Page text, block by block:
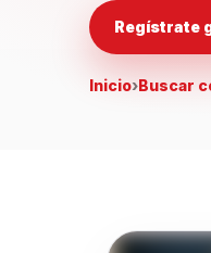
Regístrate
Inicio›Buscar